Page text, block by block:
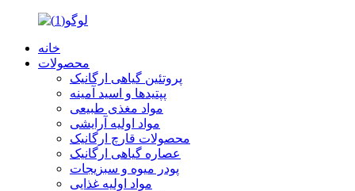
خانه
محصولات
پروتئین گیاهی ارگانیک
پپتیدها و اسید آمینه
مواد مغذی طبیعی
مواد اولیه آرایشی
محصولات قارچ ارگانیک
عصاره گیاهی ارگانیک
پودر میوه و سبزیجات
مواد اولیه غذایی